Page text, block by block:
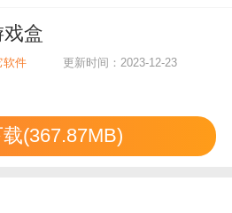
盒
软件 更新时间：2023-12-23
(367.87MB)